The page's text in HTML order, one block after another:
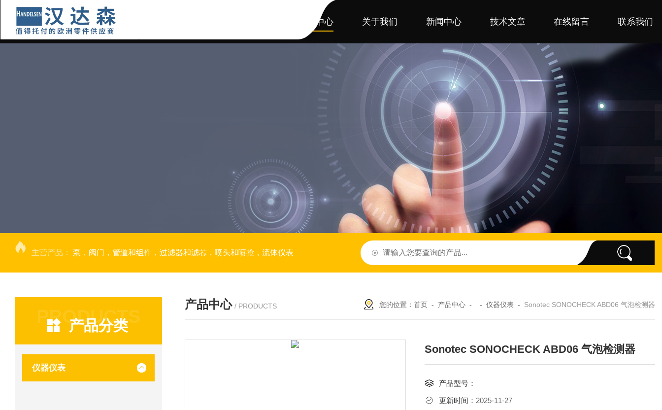
产品中心 关于我们 新闻中心 技术文章 在线留言 联系我们
主营产品： 泵，阀门，管道和组件，过滤器和滤芯，喷头和喷抢，流体仪表
PRODUCTS
产品分类
仪器仪表
产品中心 / PRODUCTS 您的位置： 首页 - 产品中心 - - 仪器仪表 - Sonotec SONOCHECK ABD06 气泡检测器
Sonotec SONOCHECK ABD06 气泡检测器
产品型号：
更新时间： 2025-11-27